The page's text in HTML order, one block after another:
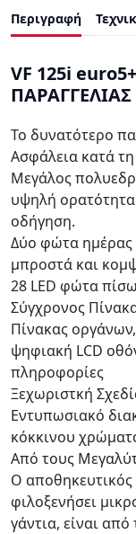
Περιγραφή
VF 125i
Το δυνατότερο
Ασφάλεια κατά
Μεγάλος
υψηλή ορατότητα
οδήγηση.
Δύο φώτα ημέρας
μπροστά και
28 LED φώτα
Σύγχρονος
Πίνακας
ψηφιακή LCD
πληροφορίες
Ξεχωριστκή
Εντυπωσιακό
κόκκινου
Από τους
Ο
φιλοξενήσει
γάντια, είναι